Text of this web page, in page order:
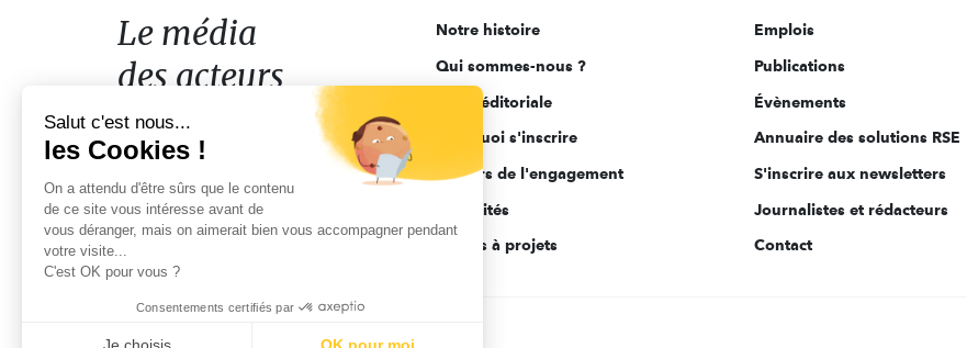
acteurs
de
l'engagement
Le média
des acteurs
de l'engagement
Notre histoire
Qui sommes-nous ?
Ligne éditoriale
Pourquoi s'inscrire
Acteurs de l'engagement
Actualités
Appels à projets
Emplois
Publications
Évènements
Annuaire des solutions RSE
S'inscrire aux newsletters
Journalistes et rédacteurs
Contact
Salut c'est nous...
les Cookies !
On a attendu d'être sûrs que le contenu
de ce site vous intéresse avant de
vous déranger, mais on aimerait bien vous accompagner pendant
votre visite...
C'est OK pour vous ?
Consentements certifiés par